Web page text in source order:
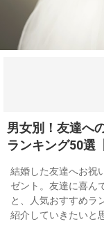
男女別！友達へ
ランキング50選
結婚した友達へお祝
ゼント。友達に喜ん
と、人気おすすめラ
紹介していきたいと